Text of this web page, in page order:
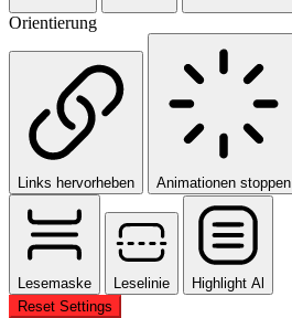
Orientierung
Links hervorheben Animationen stoppen
Lesemaske Leselinie
Highlight Al
Reset Settings